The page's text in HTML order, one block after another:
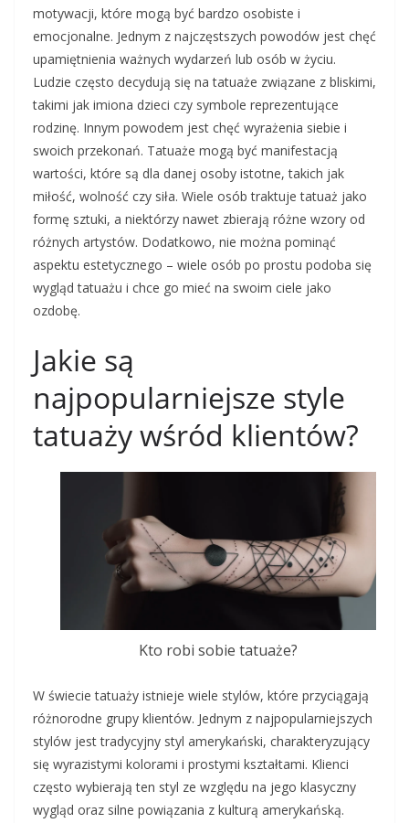
motywacji, które mogą być bardzo osobiste i
emocjonalne. Jednym z najczęstszych powodów jest chęć
upamiętnienia ważnych wydarzeń lub osób w życiu.
Ludzie często decydują się na tatuaże związane z bliskimi,
takimi jak imiona dzieci czy symbole reprezentujące
rodzinę. Innym powodem jest chęć wyrażenia siebie i
swoich przekonań. Tatuaże mogą być manifestacją
wartości, które są dla danej osoby istotne, takich jak
miłość, wolność czy siła. Wiele osób traktuje tatuaż jako
formę sztuki, a niektórzy nawet zbierają różne wzory od
różnych artystów. Dodatkowo, nie można pominąć
aspektu estetycznego – wiele osób po prostu podoba się
wygląd tatuażu i chce go mieć na swoim ciele jako
ozdobę.
Jakie są
najpopularniejsze style
tatuaży wśród klientów?
Kto robi sobie tatuaże?
W świecie tatuaży istnieje wiele stylów, które przyciągają
różnorodne grupy klientów. Jednym z najpopularniejszych
stylów jest tradycyjny styl amerykański, charakteryzujący
się wyrazistymi kolorami i prostymi kształtami. Klienci
często wybierają ten styl ze względu na jego klasyczny
wygląd oraz silne powiązania z kulturą amerykańską.